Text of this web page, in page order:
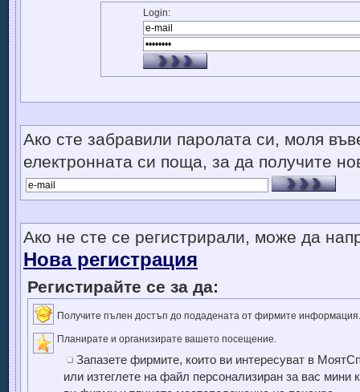
Login:
Ако сте забравили паролата си, моля
електронната си поща, за да получите
Ако не сте се регистрирали, може да
Нова регистрация
Регистирайте се за да:
Получите пълен достъп до подадената от фирмите информация.
Планирате и организирате вашето посещение.
Запазете фирмите, които ви интересуват в
или изтеглете на файл персонализиран за вас мини